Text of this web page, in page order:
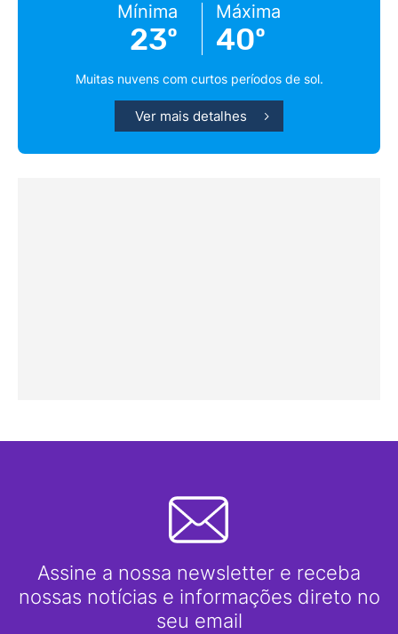
Mínima
23º
Máxima
40º
Muitas nuvens com curtos períodos de sol.
Ver mais detalhes
Assine a nossa newsletter e receba
nossas notícias e informações direto no
seu email